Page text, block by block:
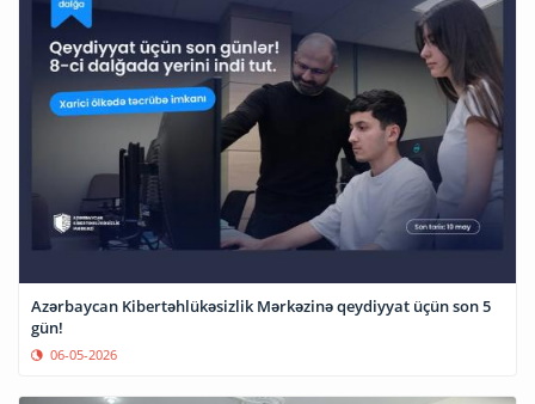
Azərbaycan Kibertəhlükəsizlik Mərkəzinə qeydiyyat üçün son 5
gün!
06-05-2026